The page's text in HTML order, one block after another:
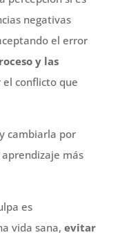
negativas
el error
y las
conflicto que
cambiarla por
más
es
vida sana, evitar